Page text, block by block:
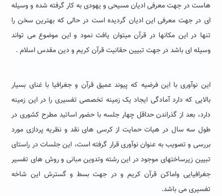
هاست در جهت معرفی ادیان مسیحی و یهودی به کار گرفته شده و وسیله
ای در جهت معرفی این ادیان گردیده است در حالی که بهترین سخن را
تنها در این مکانها در قرآن میتوان یافت نمود و این موضوع می تواند
وسیله ای باشد در جهت تبیین حقانیت قرآن کریم و دین مقدس اسلام .
این نوآوری با این فرضیه که پیوند عمیق قرآن و جغرافیا با غنای بسیار
بالایی که دارد آمادگی ایجاد یک زمینه تخصصی تفسیری را در این زمینه
دارد، بعد از گذراندن حداقل چهار جلسه با حضور اساتید مطرح کشوری در
طول سه سال در هیات حمایت از کرسی های نقد و نظریه پردازی مورد
بررسی و تصویب به عنوان نوآوری قرار گرفته است، این جلسات در راستای
تبیین زیرساختهای موجود در این رشته وتدوین مبانی و روش های تفسیر
جغرافیایی واماکن قرآن کریم و در جهت بسط و گسترش این شاخه
تفسیری می باشد.